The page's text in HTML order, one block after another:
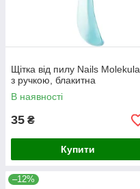
Щітка від пилу Nails Molekula
з ручкою, блакитна
В наявності
35 ₴
Купити
–12%